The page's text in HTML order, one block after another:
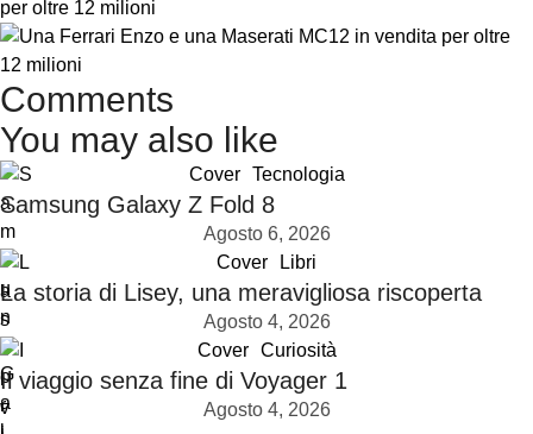
per oltre 12 milioni
Comments
You may also like
Cover Tecnologia
Samsung Galaxy Z Fold 8
Agosto 6, 2026
Cover
Libri
La storia di Lisey, una meravigliosa riscoperta
Agosto 4, 2026
Cover
Curiosità
Il viaggio senza fine di Voyager 1
Agosto 4, 2026